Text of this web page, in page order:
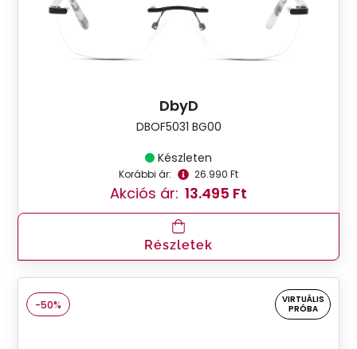
DbyD
DBOF5031 BG00
Készleten
Korábbi ár: 26.990 Ft
Akciós ár: 13.495 Ft
Részletek
-50%
VIRTUÁLIS
PRÓBA